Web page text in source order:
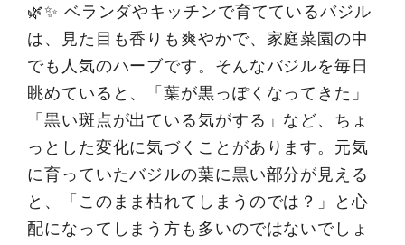
🌿✨ ベランダやキッチンで育てているバジル
は、見た目も香りも爽やかで、家庭菜園の中
でも人気のハーブです。そんなバジルを毎日
眺めていると、「葉が黒っぽくなってきた」
「黒い斑点が出ている気がする」など、ちょ
っとした変化に気づくことがあります。元気
に育っていたバジルの葉に黒い部分が見える
と、「このまま枯れてしまうのでは？」と心
配になってしまう方も多いのではないでしょ